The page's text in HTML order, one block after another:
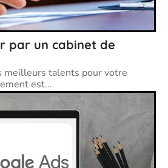
par un cabinet de
meilleurs talents pour votre
est…